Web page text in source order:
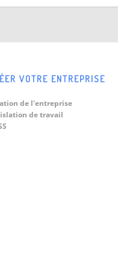
VOTRE ENTREPRISE
de l'entreprise
de travail